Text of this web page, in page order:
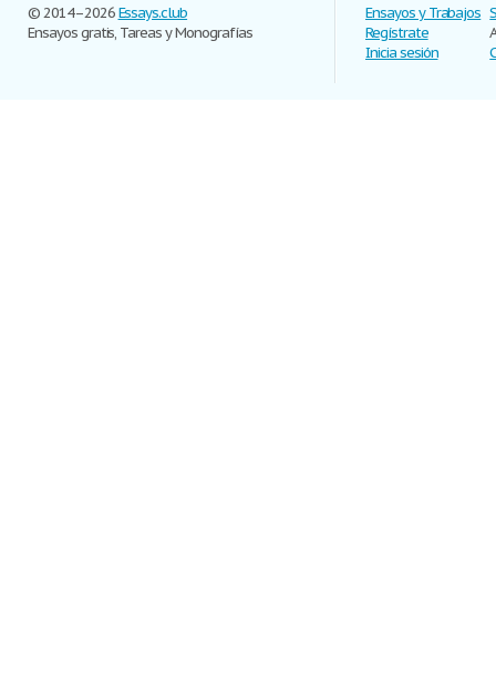
© 2014–2026Essays.club
Ensayos gratis, Tareas y Monografías
Ensayos y Trabajos
Regístrate
Inicia sesión